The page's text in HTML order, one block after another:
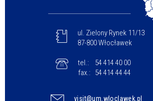
ul. Zielony Rynek 11/13
87-800 Włocławek
tel.:
54 414 40 00
fax.:
54 414 44 44
visit@um.wloclawek.pl